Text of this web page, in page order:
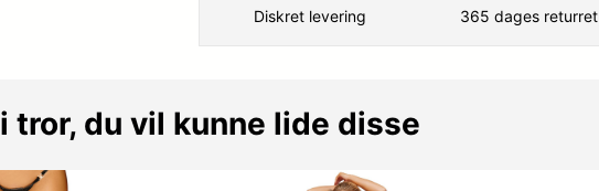
Diskret levering 365 dages returret
tror, du vil kunne lide disse